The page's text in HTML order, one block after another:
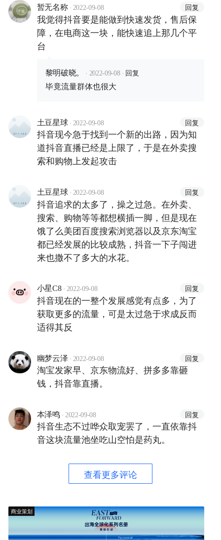
暂无名称 · 2022-09-08 回复
我觉得抖音要是能做到快速发货，售后保
障，在电商这一块，能快速追上那几个平
台
黎明破晓。 · 2022-09-08 · 回复
毕竟流量群体也很大
土豆星球 · 2022-09-08 回复
抖音现今急于找到一个新的出路，因为知
道抖音直播已经是上限了，于是在外卖搜
索和购物上发起攻击
土豆星球 · 2022-09-08 回复
抖音追求的太多了，操之过急。在外卖、
搜索、购物等等都想横插一脚，但是现在
饿了么美团百度搜索浏览器以及京东淘宝
都已经发展的比较成熟，抖音一下子闯进
来也撒不了多大的水花。
小星C8 · 2022-09-08 回复
抖音现在的一整个发展感觉有点多，为了
获取更多的流量，可是太过急于求成反而
适得其反
幽梦云泽 · 2022-09-08 回复
淘宝发家早、京东物流好、拼多多靠砸
钱，抖音靠直播。
本泽鸣 · 2022-09-08 回复
抖音生态不过哗众取宠罢了，一直依靠抖
音这块流量池坐吃山空怕是药丸。
查看更多评论
商业策划